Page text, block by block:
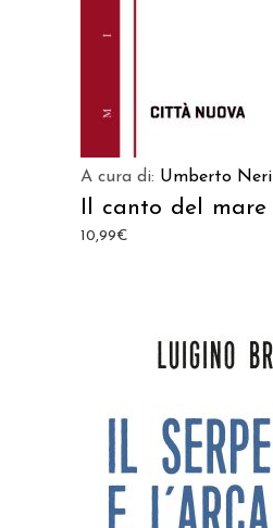
A cura di: Umberto Neri
Il canto del mare
10,99€